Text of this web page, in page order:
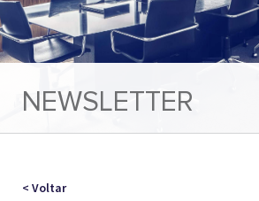
NEWSLETTER
< Voltar